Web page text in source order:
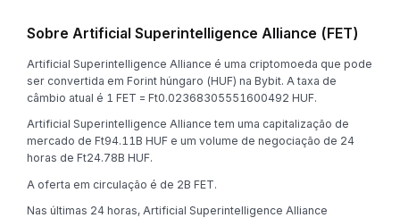
Sobre Artificial Superintelligence Alliance (FET)
Artificial Superintelligence Alliance é uma criptomoeda que pode
ser convertida em Forint húngaro (HUF) na Bybit. A taxa de
câmbio atual é 1 FET = Ft0.02368305551600492 HUF.
Artificial Superintelligence Alliance tem uma capitalização de
mercado de Ft94.11B HUF e um volume de negociação de 24
horas de Ft24.78B HUF.
A oferta em circulação é de 2B FET.
Nas últimas 24 horas, Artificial Superintelligence Alliance